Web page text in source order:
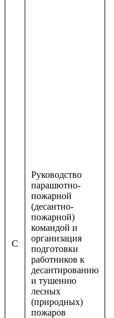
C
Руководство
парашютно-
пожарной
(десантно-
пожарной)
командой и
организация
подготовки
работников к
десантированию
и тушению
лесных
(природных)
пожаров